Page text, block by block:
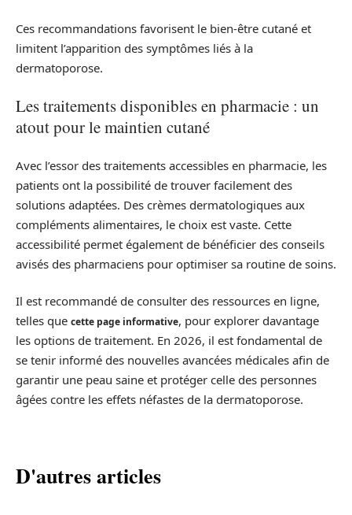
Ces recommandations favorisent le bien-être cutané et
limitent l’apparition des symptômes liés à la
dermatoporose.
Les traitements disponibles en pharmacie : un
atout pour le maintien cutané
Avec l’essor des traitements accessibles en pharmacie, les
patients ont la possibilité de trouver facilement des
solutions adaptées. Des crèmes dermatologiques aux
compléments alimentaires, le choix est vaste. Cette
accessibilité permet également de bénéficier des conseils
avisés des pharmaciens pour optimiser sa routine de soins.
Il est recommandé de consulter des ressources en ligne,
telles que cette page informative, pour explorer davantage
les options de traitement. En 2026, il est fondamental de
se tenir informé des nouvelles avancées médicales afin de
garantir une peau saine et protéger celle des personnes
âgées contre les effets néfastes de la dermatoporose.
D'autres articles